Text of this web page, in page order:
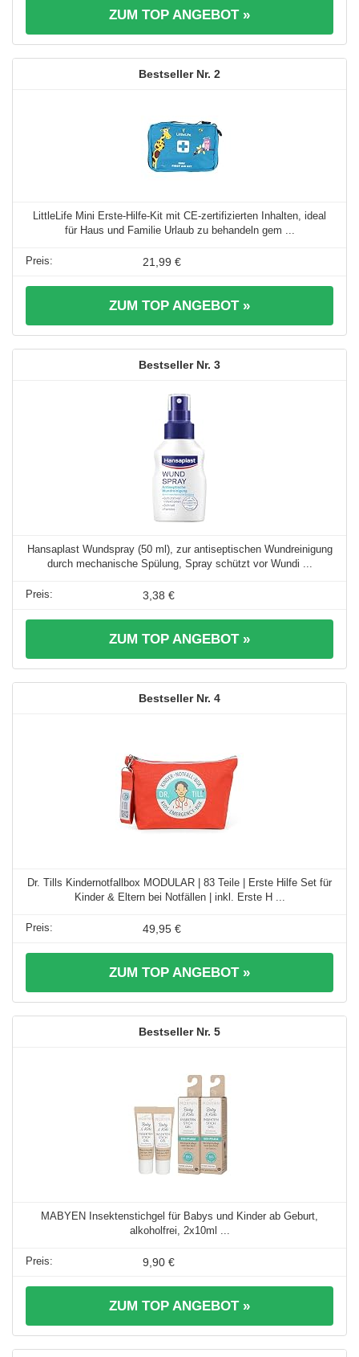
ZUM TOP ANGEBOT »
2
LittleLife Mini Erste-Hilfe-Kit mit CE-zertifizierten Inhalten, ideal
für Haus und Familie Urlaub zu behandeln gem ...
21,99 €
ZUM TOP ANGEBOT »
3
Hansaplast Wundspray (50 ml), zur antiseptischen Wundreinigung
durch mechanische Spülung, Spray schützt vor Wundi ...
3,38 €
ZUM TOP ANGEBOT »
4
Dr. Tills Kindernotfallbox MODULAR | 83 Teile | Erste Hilfe Set für
Kinder & Eltern bei Notfällen | inkl. Erste H ...
49,95 €
ZUM TOP ANGEBOT »
5
MABYEN Insektenstichgel für Babys und Kinder ab Geburt,
alkoholfrei, 2x10ml ...
9,90 €
ZUM TOP ANGEBOT »